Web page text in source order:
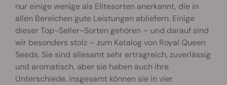
nur einige wenige als Elitesorten anerkannt, die in
allen Bereichen gute Leistungen abliefern. Einige
dieser Top-Seller-Sorten gehören – und darauf sind
wir besonders stolz – zum Katalog von Royal Queen
Seeds. Sie sind allesamt sehr ertragreich, zuverlässig
und aromatisch, aber sie haben auch ihre
Unterschiede. Insgesamt können sie in vier